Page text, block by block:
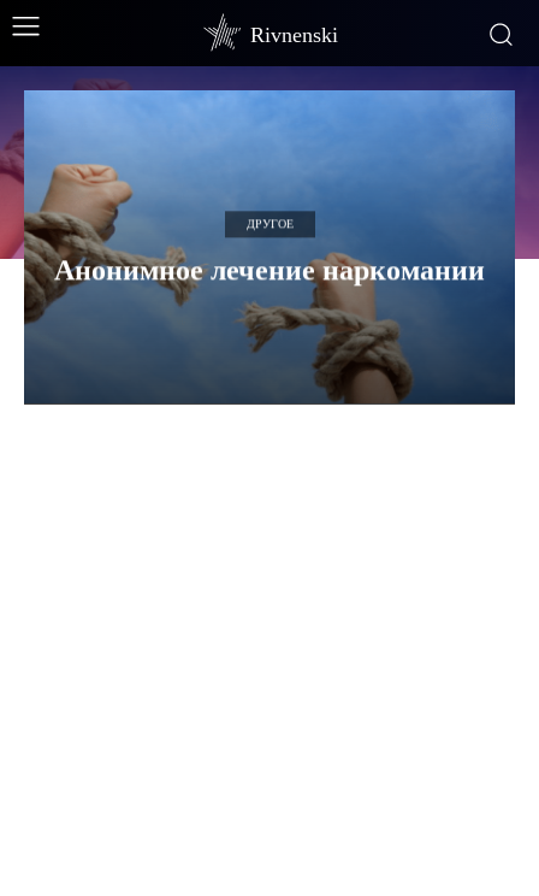
Rivnenski
ДРУГОЕ
Анонимное лечение наркомании